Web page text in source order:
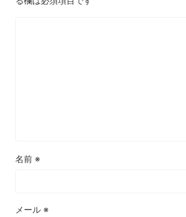
名前 ※
メール ※